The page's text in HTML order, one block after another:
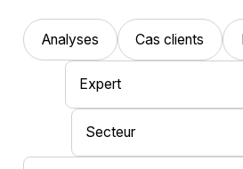
Analyses Cas clients
Secteur
Expert